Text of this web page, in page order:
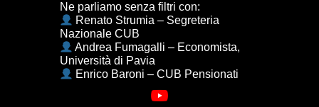
Ne parliamo senza filtri con:
Renato Strumia – Segreteria
Nazionale CUB
Andrea Fumagalli – Economista,
Università di Pavia
Enrico Baroni – CUB Pensionati